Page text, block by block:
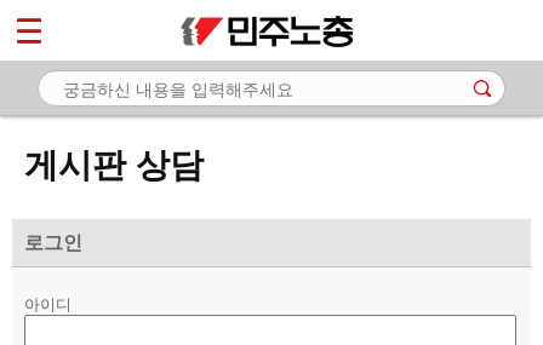
게시판 상담
로그인
아이디
마이페이지
소개
노동상담
- 게시판 상담
- 바로보기